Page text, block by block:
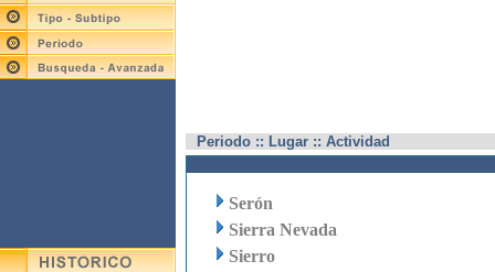
Periodo :: Lugar :: Actividad
Serón
Sierra Nevada
Sierro